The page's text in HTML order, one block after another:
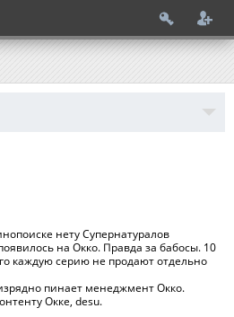
нету Супернатуралов
на Окко. Правда за бабосы. 10
каждую серию не продают отдельно
пинает менеджмент Окко.
Окке, desu.